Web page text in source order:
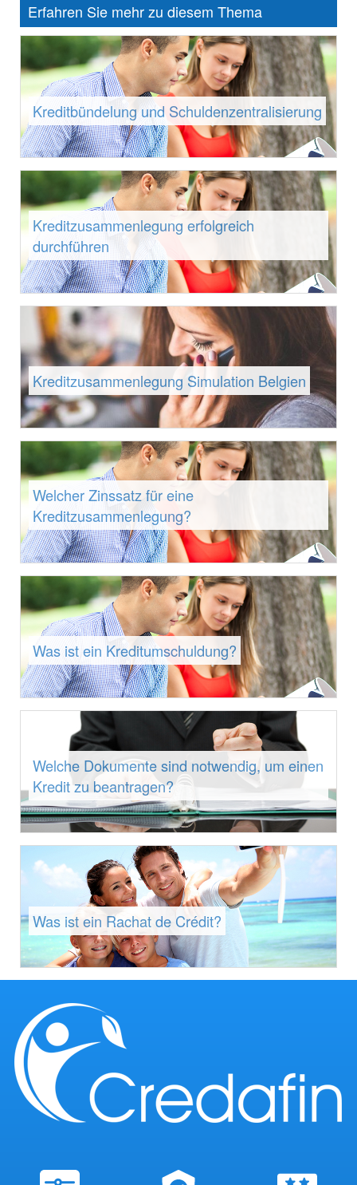
Erfahren Sie mehr zu diesem Thema
Kreditbündelung und Schuldenzentralisierung
Kreditzusammenlegung erfolgreich
durchführen
Kreditzusammenlegung Simulation Belgien
Welcher Zinssatz für eine
Kreditzusammenlegung?
Was ist ein Kreditumschuldung?
Welche Dokumente sind notwendig, um einen
Kredit zu beantragen?
Was ist ein Rachat de Crédit?